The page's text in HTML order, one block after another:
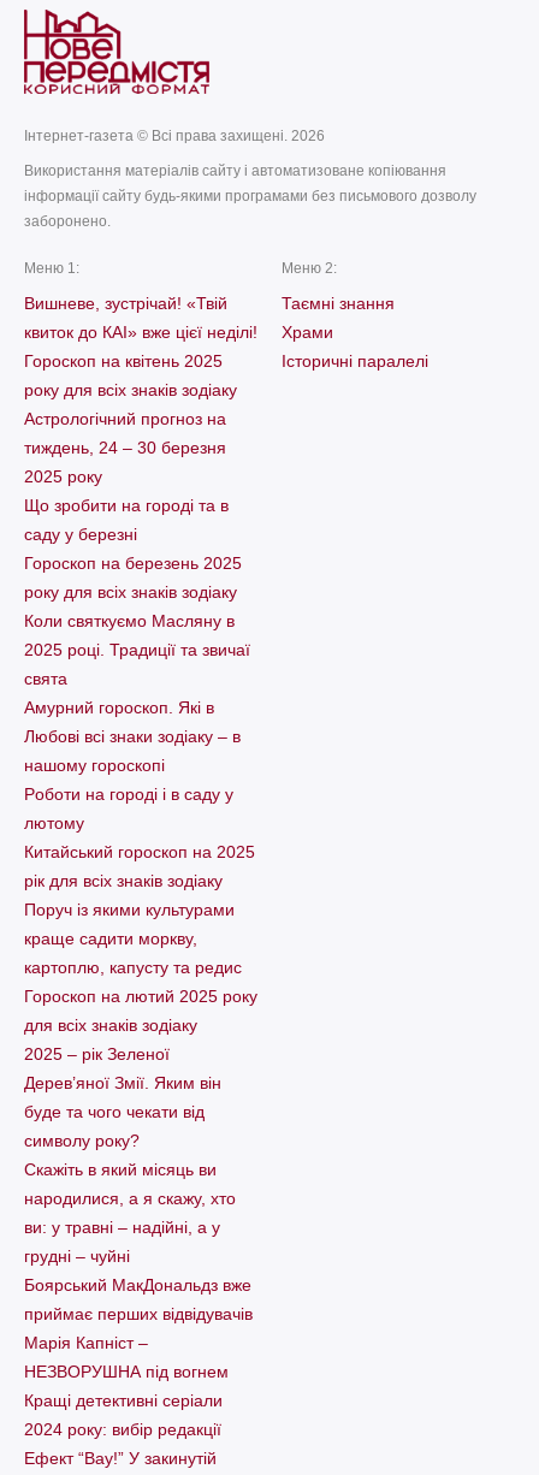
Інтернет-газета © Всі права захищені. 2026
Використання матеріалів сайту і автоматизоване копіювання
інформації сайту будь-якими програмами без письмового дозволу
заборонено.
Меню 1:
Вишневе, зустрічай! «Твій
квиток до КАІ» вже цієї неділі!
Гороскоп на квітень 2025
року для всіх знаків зодіаку
Астрологічний прогноз на
тиждень, 24 – 30 березня
2025 року
Що зробити на городі та в
саду у березні
Гороскоп на березень 2025
року для всіх знаків зодіаку
Коли святкуємо Масляну в
2025 році. Традиції та звичаї
свята
Амурний гороскоп. Які в
Любові всі знаки зодіаку – в
нашому гороскопі
Pоботи на городі і в саду у
лютому
Китайський гороскоп на 2025
рік для всіх знаків зодіаку
Поруч із якими культурами
краще садити моркву,
картоплю, капусту та редис
Гороскоп на лютий 2025 року
для всіх знаків зодіаку
2025 – рік Зеленої
Дерев’яної Змії. Яким він
буде та чого чекати від
символу року?
Скажіть в який місяць ви
народилися, а я скажу, хто
ви: у травні – надійні, а у
грудні – чуйні
Боярський МакДональдз вже
приймає перших відвідувачів
Марія Капніст –
НЕЗВОРУШНА під вогнем
Кращі детективні серіали
2024 року: вибір редакції
Ефект “Вау!” У закинутій
Меню 2:
Таємні знання
Храми
Історичні паралелі